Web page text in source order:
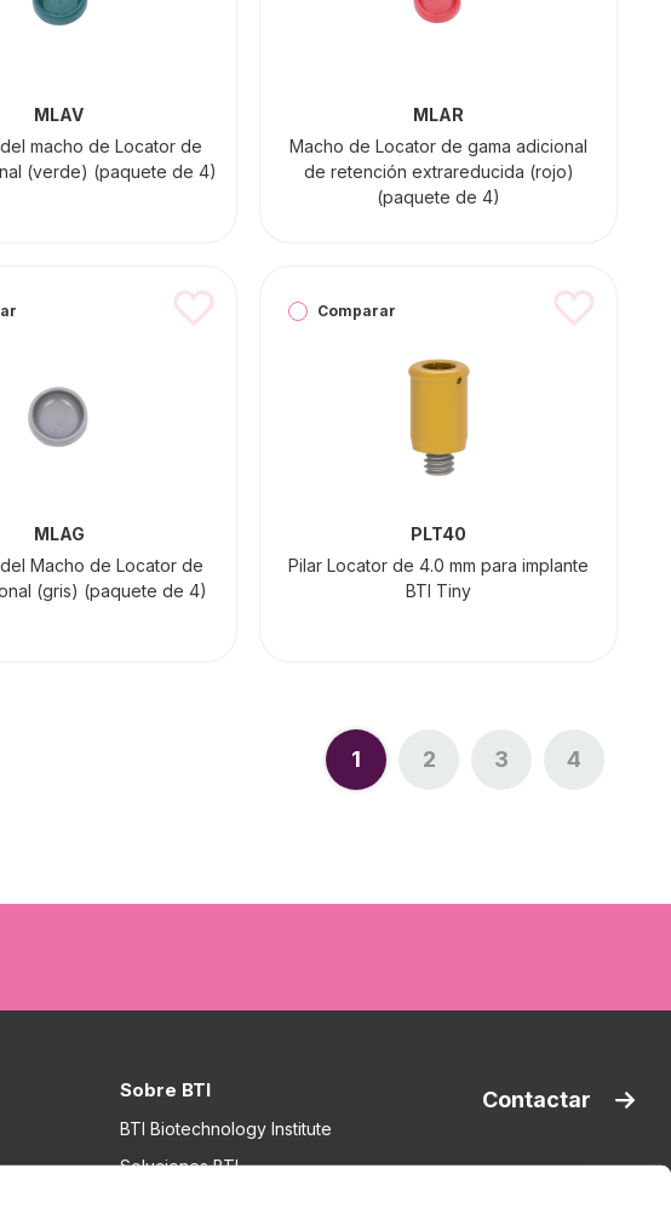
MLAV
macho de Locator de
(verde) (paquete de 4)
MLAR
Macho de Locator de gama adicional
de retención extrareducida (rojo)
(paquete de 4)
MLAG
Macho de Locator de
(gris) (paquete de 4)
Comparar
PLT40
Pilar Locator de 4.0 mm para implante
BTI Tiny
Página
1 Página
2 Página
3 Página
4
Sobre BTI
BTI Biotechnology Institute
Soluciones BTI
Contactar